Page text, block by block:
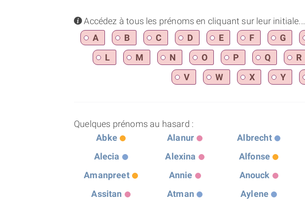
infoAccédez à tous les prénoms en cliquant sur leur initiale...
A
B C D E F G
L
M N O P Q R
V
W X Y
Quelques prénoms au hasard :
Abke
Alanur Albrecht
Alecia
Alexina Alfonse
Amanpreet
Annie Anouck
Assitan
Atman Aylene